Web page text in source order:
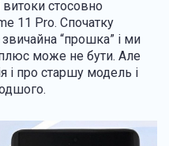
стосовно
11 Pro. Спочатку
“прошка” і ми
плюс може не бути. Але
і про старшу модель і